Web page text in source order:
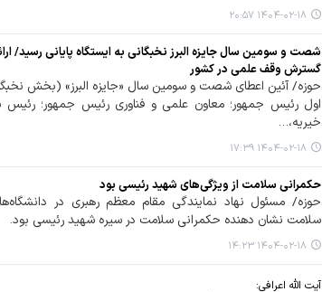
۱۴۰۴-۰۲-۱۸ ۲۰:۵۷
شصت و سومین سال جایزه البرز نخبگانی به ایستگاه پایانی رسید/
گسترش وقف علمی در کشور
حوزه/ آئین اعطای شصت و سومین سال «جایزه البرز» (بخش
اول رئیس جمهور؛ معاون علمی و فناوری رئیس جمهور؛ رئیس
خیریه،…
۱۴۰۴-۰۲-۱۸ ۱۷:۳۹
حکمرانی سلامت از ویژگی‌های شهید رئیسی بود
حوزه/ مسئول نهاد نمایندگی مقام معظم رهبری در
سلامت نشان دهنده حکمرانی سلامت در سیره شهید رئیسی بود.
۱۴۰۴-۰۲-۱۸ ۱۴:۲۳
آیت الله اعرافی: